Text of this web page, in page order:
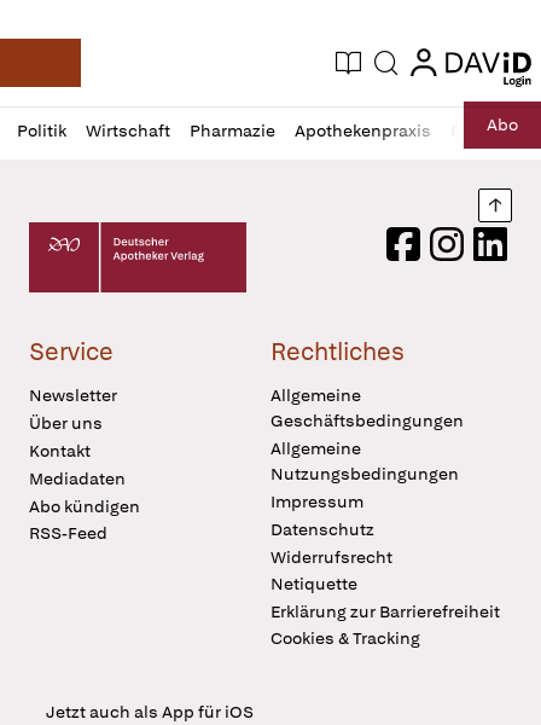
Deutsche Apotheker Zeitung
Aktuelle Ausgabe
Suche login
login
Politik Wirtschaft Pharmazie Apothekenpraxis RechtAbo
Profil
öffnen
Daz
Pur
Deutscher Apotheker Verlag Logo
FacebookInstagram
Service
Newsletter
Über uns
Kontakt
Mediadaten
Abo kündigen
RSS-Feed
Rechtliches
Allgemeine
Geschäftsbedingungen
Allgemeine
Nutzungsbedingungen
Impressum
Datenschutz
Widerrufsrecht
Netiquette
Erklärung zur Barrierefreiheit
Cookies & Tracking
Jetzt auch als App für iOS